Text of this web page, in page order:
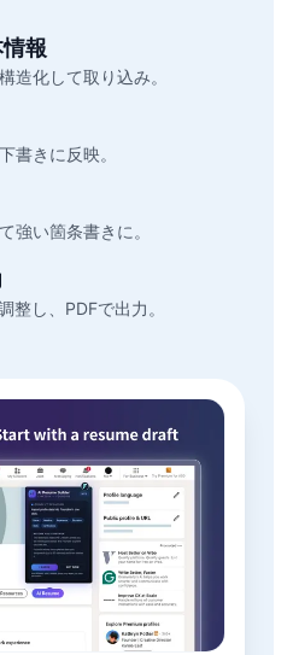
報
造化して取り込み。
書きに反映。
強い箇条書きに。
整し、PDFで出力。